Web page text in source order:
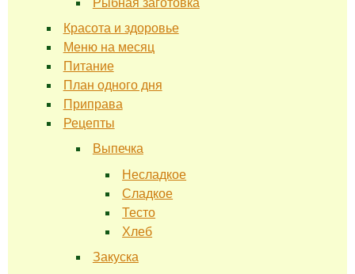
Рыбная заготовка
Красота и здоровье
Меню на месяц
Питание
План одного дня
Приправа
Рецепты
Выпечка
Несладкое
Сладкое
Тесто
Хлеб
Закуска